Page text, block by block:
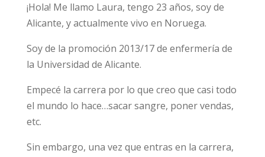
¡Hola! Me llamo Laura, tengo 23 años, soy de
Alicante, y actualmente vivo en Noruega.
Soy de la promoción 2013/17 de enfermería de
la Universidad de Alicante.
Empecé la carrera por lo que creo que casi todo
el mundo lo hace…sacar sangre, poner vendas,
etc.
Sin embargo, una vez que entras en la carrera,